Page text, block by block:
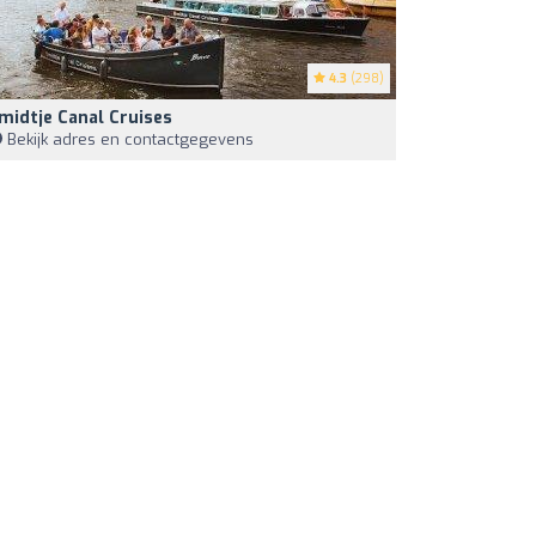
4.3 (298)
Canal Cruises
Bekijk adres en contactgegevens